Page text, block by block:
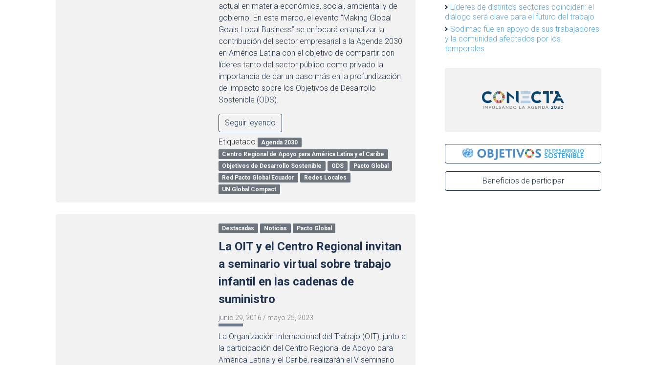
actual en materia económica, social, ambiental y de
gobierno. En este marco, el evento “Making Global
Goals Local Business” se enfocará en analizar la
contribución del sector empresarial a la Agenda 2030
en América Latina con el objetivo de compartir con
líderes tanto del sector público como privado la
importancia de dar un paso más en la profundización
del impacto sobre los Objetivos de Desarrollo
Sostenible (ODS).
Seguir leyendo
Etiquetado
Agenda 2030
Centro Regional de Apoyo para América Latina y el Caribe
Objetivos de Desarrollo Sostenible
ODS
Pacto Global
Red Pacto Global Ecuador
Redes Locales
UN Global Compact
Destacadas Noticias Pacto Global
La OIT y el Centro Regional invitan
a seminario virtual sobre trabajo
infantil en las cadenas de
suministro
junio 29, 2016 / mayo 25, 2023
La Organización Internacional del Trabajo (OIT), junto a
la participación del Centro Regional de Apoyo para
América Latina y el Caribe, realizarán el V seminario
Líderes de distintos sectores coinciden: el
diálogo será clave para el futuro del trabajo
Sodimac fue en apoyo de sus trabajadores
y la comunidad afectados por los
temporales
Beneficios de participar